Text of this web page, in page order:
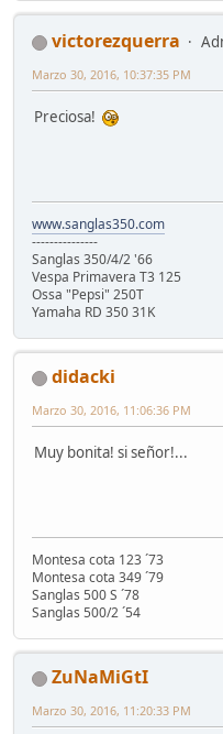
victorezquerra
Marzo 30, 2016, 10:37:35 PM
Preciosa!
www.sanglas350.com
---------------
Sanglas 350/4/2 '66
Vespa Primavera T3 125
Ossa "Pepsi" 250T
Yamaha RD 350 31K
didacki
Marzo 30, 2016, 11:06:36 PM
Muy bonita! si señor!...
Montesa cota 123 ´73
Montesa cota 349 ´79
Sanglas 500 S ´78
Sanglas 500/2 ´54
ZuNaMiGtI
Marzo 30, 2016, 11:20:33 PM